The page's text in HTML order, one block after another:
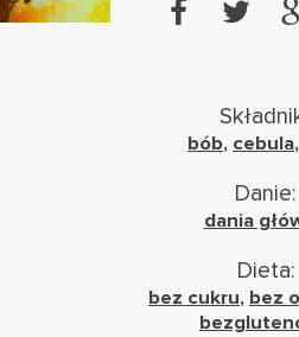
bób, cebula,
Danie:
dania
Dieta:
bez cukru, bez